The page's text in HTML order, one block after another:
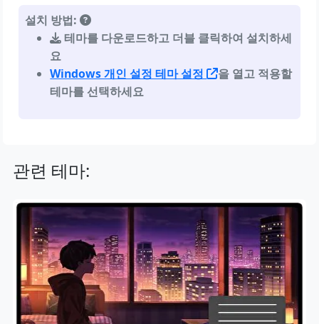
설치 방법:
테마를 다운로드하고 더블 클릭하여 설치하세
요
Windows 개인 설정 테마 설정
을 열고 적용할
테마를 선택하세요
관련 테마: